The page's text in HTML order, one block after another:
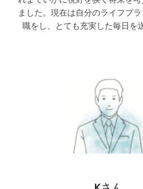
ました。現在は自分のライフプ
職をし、とても充実した毎日を